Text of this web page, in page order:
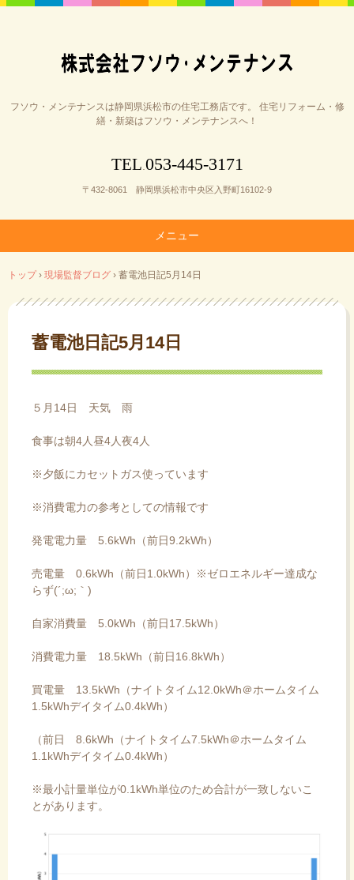
フソウ・メンテナンスは静岡県浜松市の住宅工務店です。 住宅リフォーム・修
繕・新築はフソウ・メンテナンスへ！
TEL 053-445-3171
〒432-8061 静岡県浜松市中央区入野町16102-9
メニュー
ン
テ
トップ › 現場監督ブログ › 蓄電池日記5月14日
蓄電池日記5月14日
５月14日 天気 雨
食事は朝4人昼4人夜4人
※夕飯にカセットガス使っています
※消費電力の参考としての情報です
発電電力量 5.6kWh（前日9.2kWh）
売電量 0.6kWh（前日1.0kWh）※ゼロエネルギー達成な
らず(´;ω;｀)
自家消費量 5.0kWh（前日17.5kWh）
消費電力量 18.5kWh（前日16.8kWh）
買電量 13.5kWh（ナイトタイム12.0kWh＠ホームタイム
1.5kWhデイタイム0.4kWh）
（前日 8.6kWh（ナイトタイム7.5kWh＠ホームタイム
1.1kWhデイタイム0.4kWh）
※最小計量単位が0.1kWh単位のため合計が一致しないこ
とがあります。